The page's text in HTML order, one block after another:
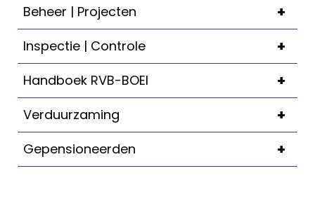
+
Beheer | Projecten
+
Inspectie | Controle
+
Handboek RVB-BOEI
+
Verduurzaming
+
Gepensioneerden